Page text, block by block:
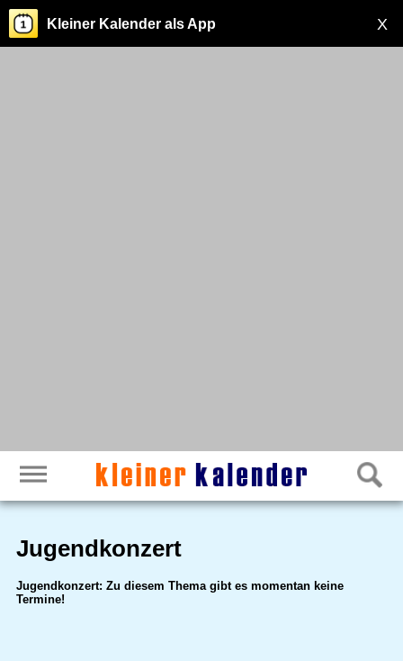
X
Kleiner Kalender als App
Jugendkonzert
Jugendkonzert: Zu diesem Thema gibt es momentan keine
Termine!